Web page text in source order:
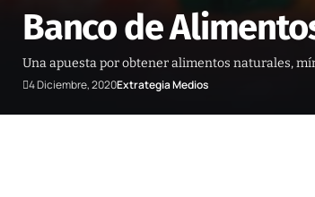
Banco de
Una apuesta por obtener alimentos naturales,
4 Diciembre, 2020Extrategia Medios